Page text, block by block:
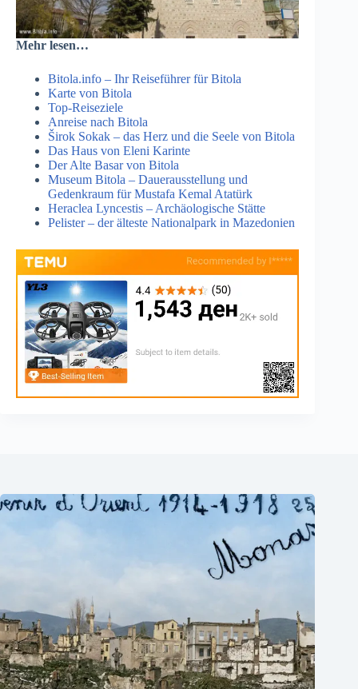
Mehr lesen…
Bitola.info – Ihr Reiseführer für Bitola
Karte von Bitola
Top-Reiseziele
Anreise nach Bitola
Širok Sokak – das Herz und die Seele von Bitola
Das Haus von Eleni Karinte
Der Alte Basar von Bitola
Museum Bitola – Dauerausstellung und
Gedenkraum für Mustafa Kemal Atatürk
Heraclea Lyncestis – Archäologische Stätte
Pelister – der älteste Nationalpark in Mazedonien